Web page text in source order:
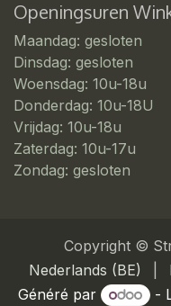
Openingsuren
Maandag: gesloten
Dinsdag: gesloten
Woensdag: 10u-18u
Donderdag: 10u-18U
Vrijdag: 10u-18u
Zaterdag: 10u-17u
Zondag: gesloten
Copyright ©
Nederlands (BE)
Généré par
-